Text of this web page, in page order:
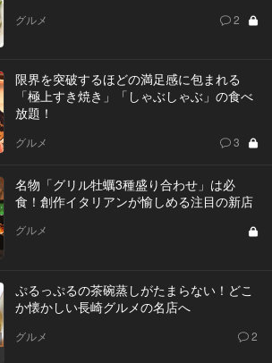
グルメ 2
限界を突破するほどの満足感に包まれる
「極上すき焼き」「しゃぶしゃぶ」の食べ
放題！
グルメ 3
名物「グリル牡蠣3種盛り合わせ」は必
食！創作イタリアンが愉しめる注目の新店
グルメ
ぷるっぷるの茶碗蒸しがたまらない！どこ
か懐かしい長崎グルメの名店へ
グルメ 2